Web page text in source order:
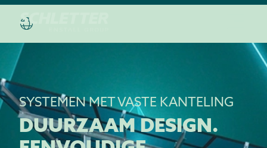
SYSTEMEN MET VASTE KANTELING
DUURZAAM DESIGN.